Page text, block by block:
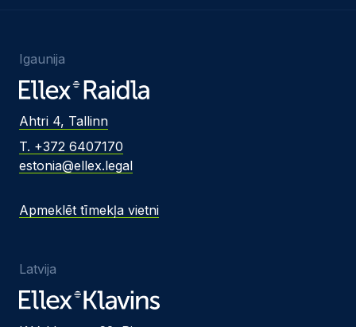
Igaunija
Ahtri 4, Tallinn
T. +372 6407170
estonia@ellex.legal
Apmeklēt tīmekļa vietni
Latvija